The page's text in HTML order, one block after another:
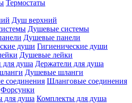
Термостаты
Душ верхний
Душевые системы
Душевые панели
Гигиенические души
Душевые лейки
Держатели для душа
Душевые шланги
Шланговые соединения
Форсунки
Комплекты для душа